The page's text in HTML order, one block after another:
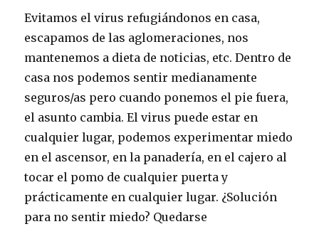
Evitamos el virus refugiándonos en casa,
escapamos de las aglomeraciones, nos
mantenemos a dieta de noticias, etc. Dentro de
casa nos podemos sentir medianamente
seguros/as pero cuando ponemos el pie fuera,
el asunto cambia. El virus puede estar en
cualquier lugar, podemos experimentar miedo
en el ascensor, en la panadería, en el cajero al
tocar el pomo de cualquier puerta y
prácticamente en cualquier lugar. ¿Solución
para no sentir miedo? Quedarse